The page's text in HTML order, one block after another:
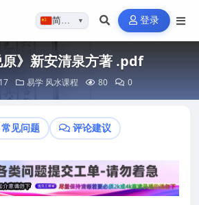
简体…▼ 登录
原》新安清泉方著 .pdf
易学 风水课程 80 0
常见问题 评论建议